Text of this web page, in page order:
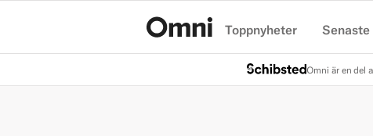
Toppnyheter
Omni är en del